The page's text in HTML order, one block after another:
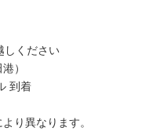
しください
）
到着
り異なります。